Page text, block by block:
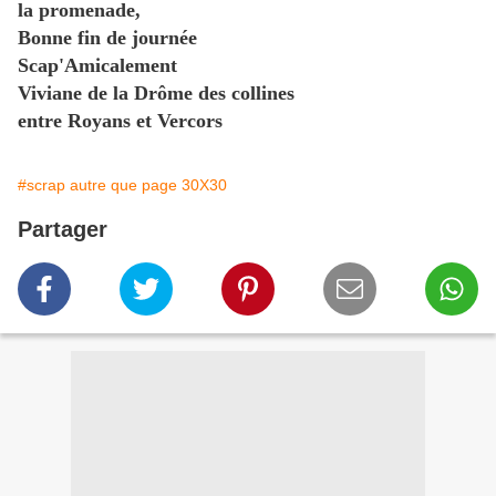
la promenade,
Bonne fin de journée
Scap'Amicalement
Viviane de la Drôme des collines
entre Royans et Vercors
#scrap autre que page 30X30
Partager